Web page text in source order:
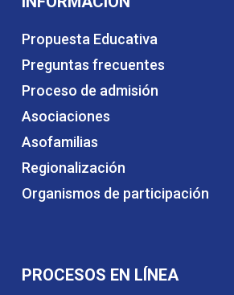
Propuesta Educativa
Preguntas frecuentes
Proceso de admisión
Asociaciones
Asofamilias
Regionalización
Organismos de participación
PROCESOS EN LÍNEA